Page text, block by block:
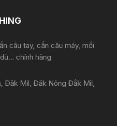
câu tay, cần câu máy, mồi
chính hãng
Đăk Mil, Đăk Nông Đắk Mil,